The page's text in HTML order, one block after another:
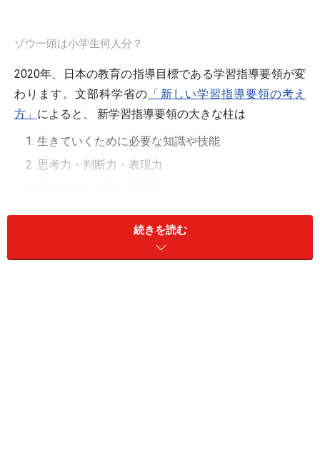
ゾウ一頭は小学生何人分？
2020年、日本の教育の指導目標である学習指導要領が変
わります。文部科学省の 「新しい学習指導要領の考え
方」 によると、 新学習指導要領の大きな柱は
生きていくために必要な知識や技能
思考力・判断力・表現力
の3つです。
今からご紹介する「くらべる」図鑑は、柱の一つである
続きを読む